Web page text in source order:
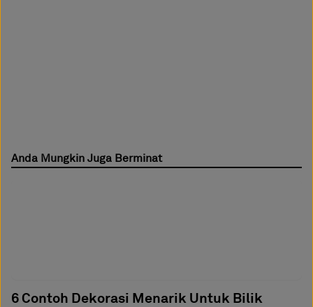
Anda Mungkin Juga Berminat
6 Contoh Dekorasi Menarik Untuk Bilik